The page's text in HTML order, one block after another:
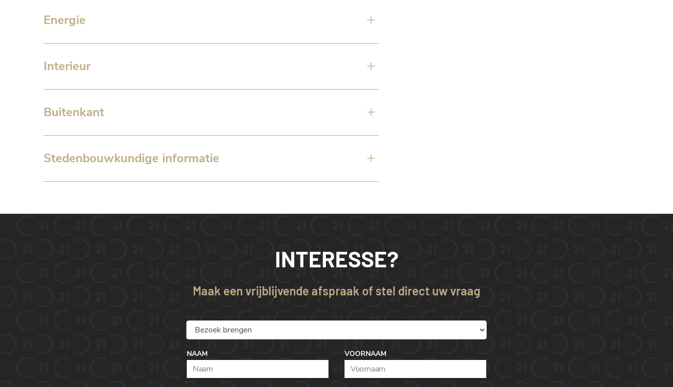
Energie
Interieur
Buitenkant
Stedenbouwkundige informatie
INTERESSE?
Maak een vrijblijvende afspraak of stel direct uw vraag
NAAM VOORNAAM